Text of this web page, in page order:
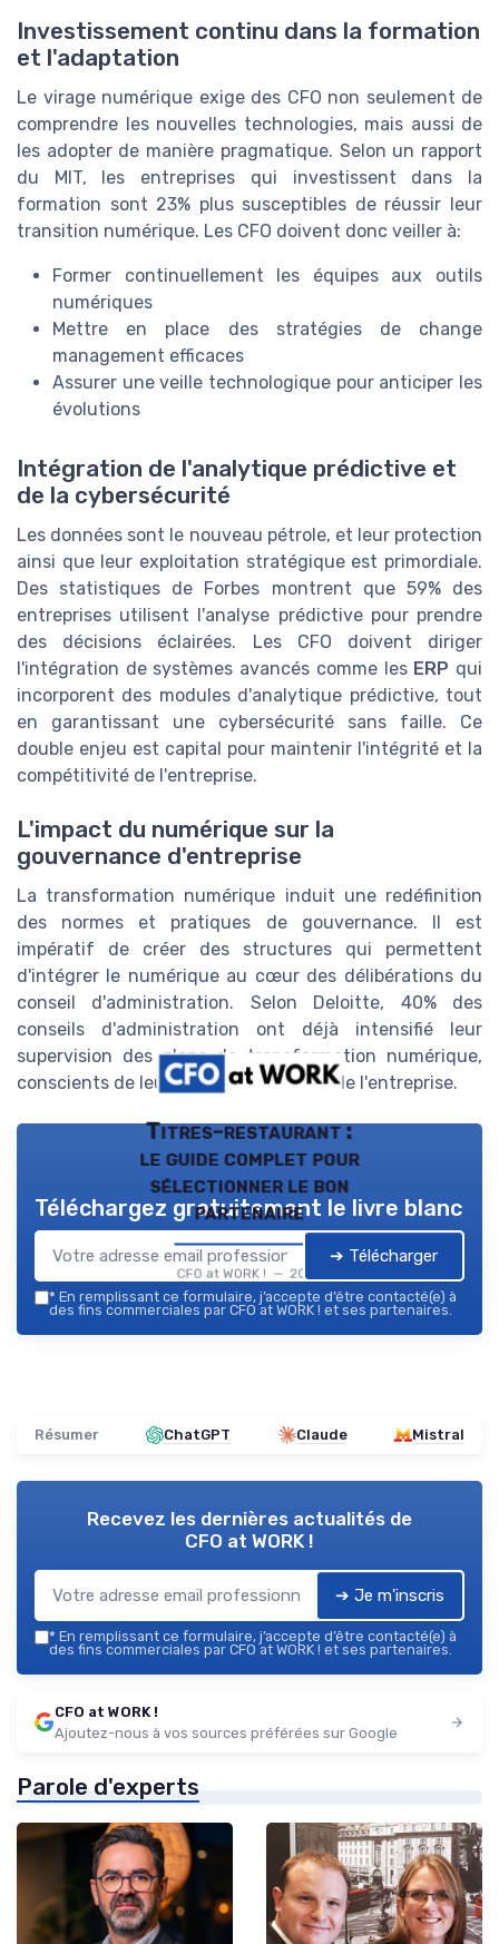
Investissement continu dans la formation
et l'adaptation
Le virage numérique exige des CFO non seulement de
comprendre les nouvelles technologies, mais aussi de
les adopter de manière pragmatique. Selon un rapport
du MIT, les entreprises qui investissent dans la
formation sont 23% plus susceptibles de réussir leur
transition numérique. Les CFO doivent donc veiller à:
Former continuellement les équipes aux outils
numériques
Mettre en place des stratégies de change
management efficaces
Assurer une veille technologique pour anticiper les
évolutions
Intégration de l'analytique prédictive et
de la cybersécurité
Les données sont le nouveau pétrole, et leur protection
ainsi que leur exploitation stratégique est primordiale.
Des statistiques de Forbes montrent que 59% des
entreprises utilisent l'analyse prédictive pour prendre
des décisions éclairées. Les CFO doivent diriger
l'intégration de systèmes avancés comme les ERP qui
incorporent des modules d'analytique prédictive, tout
en garantissant une cybersécurité sans faille. Ce
double enjeu est capital pour maintenir l'intégrité et la
compétitivité de l'entreprise.
L'impact du numérique sur la
gouvernance d'entreprise
La transformation numérique induit une redéfinition
des normes et pratiques de gouvernance. Il est
impératif de créer des structures qui permettent
d'intégrer le numérique au cœur des délibérations du
conseil d'administration. Selon Deloitte, 40% des
conseils d'administration ont déjà intensifié leur
supervision des plans de transformation numérique,
conscients de leur impact sur l'avenir de l'entreprise.
Titres-restaurant :
le guide complet pour
sélectionner le bon
partenaire
CFO at WORK ! — 2026
Téléchargez gratuitement le livre blanc
➔ Télécharger
* En remplissant ce formulaire, j’accepte d’être contacté(e) à
des fins commerciales par CFO at WORK ! et ses partenaires.
Résumer ChatGPT Claude Mistral
Recevez les dernières actualités de
CFO at WORK !
➔ Je m'inscris
* En remplissant ce formulaire, j’accepte d’être contacté(e) à
des fins commerciales par CFO at WORK ! et ses partenaires.
CFO at WORK !
Ajoutez-nous à vos sources préférées sur Google
Parole d'experts